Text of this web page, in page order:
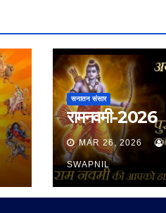
सनातन संसार
रामनवमी-2026
MAR 26, 2026
SWAPNIL